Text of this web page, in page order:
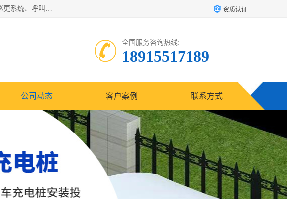
苏州迈凯隆系统集成科技有限公司电话: 联系人:马杰森 销售安装视频监控、报警系统、电话交换机、门禁考勤、巡更系统、呼叫对讲系统、停车场道闸、智能家居、广播系统、综合布线、办公设备、电子商务软件、网络工程、酒店门锁系列 系统集成、VOD视频点播、LED显示屏、节能产品、USP电源、收银机等弱电及智能化项目。 资质认证
全国服务咨询热线:
18915517189
公司动态 客户案例 联系方式